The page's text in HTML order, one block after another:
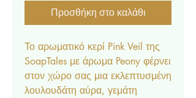
Προσθήκη στο καλάθι
Το αρωματικό κερί Pink Veil της
SoapTales με άρωμα Peony φέρνει
στον χώρο σας μια εκλεπτυσμένη
λουλουδάτη αύρα, γεμάτη